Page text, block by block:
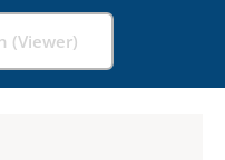
(Viewer)